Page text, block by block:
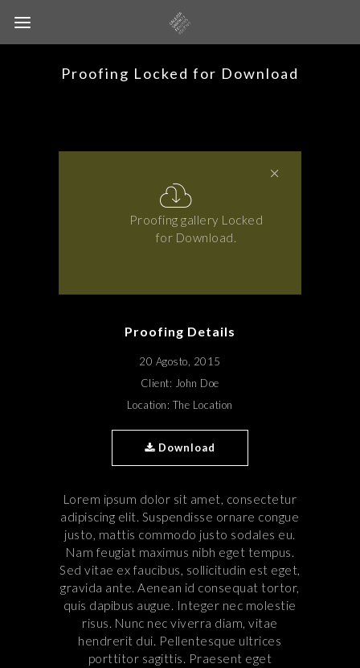
Proofing Locked for Download
Proofing gallery Locked
for Download.
Proofing Details
20 Agosto, 2015
Client: John Doe
Location: The Location
Download
Lorem ipsum dolor sit amet, consectetur
adipiscing elit. Suspendisse ornare congue
justo, mattis commodo justo sodales eu.
Nam feugiat maximus nibh eget tempus.
Sed vitae ex faucibus, sollicitudin est eget,
gravida ante. Aenean id consequat tortor,
quis dapibus augue. Integer nec molestie
risus. Nunc nec viverra diam, vitae
hendrerit dui. Pellentesque ultrices
porttitor sagittis. Praesent eget